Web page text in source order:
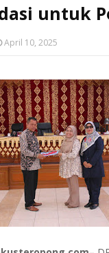
untuk
April 10, 2025